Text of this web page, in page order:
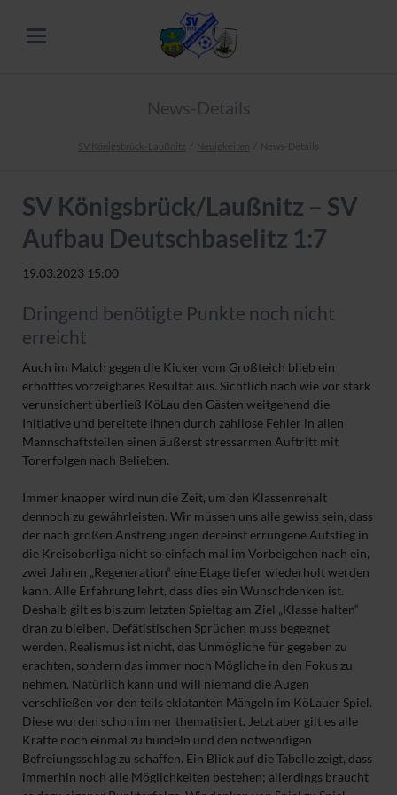
News-Details
SV Königsbrück-Laußnitz Neuigkeiten News-Details
SV Königsbrück/Laußnitz – SV
Aufbau Deutschbaselitz 1:7
19.03.2023 15:00
Dringend benötigte Punkte noch nicht
erreicht
Auch im Match gegen die Kicker vom Großteich blieb ein
erhofftes vorzeigbares Resultat aus. Sichtlich nach wie vor stark
verunsichert überließ KöLau den Gästen weitgehend die
Initiative und bereitete ihnen durch zahllose Fehler in allen
Mannschaftsteilen einen äußerst stressarmen Auftritt mit
Torerfolgen nach Belieben.
Immer knapper wird nun die Zeit, um den Klassenrehalt
dennoch zu gewährleisten. Wir müssen uns alle gewiss sein, dass
der nach großen Anstrengungen dereinst errungene Aufstieg in
die Kreisoberliga nicht so einfach mal im Vorbeigehen nach ein,
zwei Jahren „Regeneration“ eine Etage tiefer wiederholt werden
kann. Alle Erfahrung lehrt, dass dies ein Wunschdenken ist.
Deshalb gilt es bis zum letzten Spieltag am Ziel „Klasse halten“
dran zu bleiben. Defätistischen Sprüchen muss begegnet
werden. Realismus ist nicht, das Unmögliche für gegeben zu
erachten, sondern das immer noch Mögliche in den Fokus zu
nehmen. Natürlich kann und will niemand die Augen
verschließen vor den teils eklatanten Mängeln im KöLauer Spiel.
Diese wurden schon immer thematisiert. Jetzt aber gilt es alle
Kräfte noch einmal zu bündeln und den notwendigen
Befreiungsschlag zu schaffen. Ein Blick auf die Tabelle zeigt, dass
immerhin noch alle Möglichkeiten bestehen; allerdings braucht